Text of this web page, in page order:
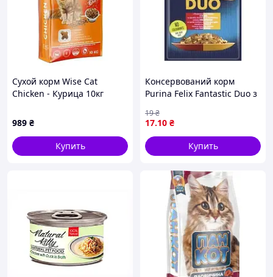
Страна производитель товара: Франция и Польша.
Сухой корм Wise Cat
Chicken - Курица 10кг
989 ₴
Купить
Консервований корм
Purina Felix Fantastic Duo з
желе 85 г (7613287027597)
17.10 ₴
19₴
Купить